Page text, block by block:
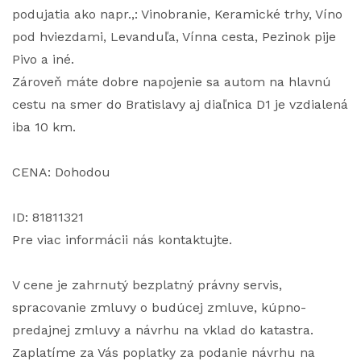
podujatia ako napr.,: Vinobranie, Keramické trhy, Víno
pod hviezdami, Levanduľa, Vínna cesta, Pezinok pije
Pivo a iné.
Zároveň máte dobre napojenie sa autom na hlavnú
cestu na smer do Bratislavy aj diaľnica D1 je vzdialená
iba 10 km.
CENA: Dohodou
ID: 81811321
Pre viac informácii nás kontaktujte.
V cene je zahrnutý bezplatný právny servis,
spracovanie zmluvy o budúcej zmluve, kúpno-
predajnej zmluvy a návrhu na vklad do katastra.
Zaplatíme za Vás poplatky za podanie návrhu na